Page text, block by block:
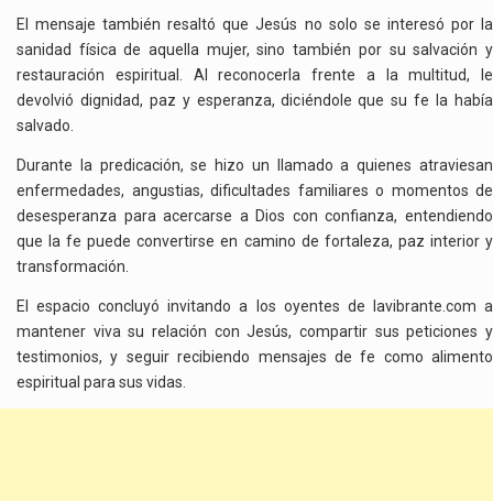
El mensaje también resaltó que Jesús no solo se interesó por la
sanidad física de aquella mujer, sino también por su salvación y
restauración espiritual. Al reconocerla frente a la multitud, le
devolvió dignidad, paz y esperanza, diciéndole que su fe la había
salvado.
Durante la predicación, se hizo un llamado a quienes atraviesan
enfermedades, angustias, dificultades familiares o momentos de
desesperanza para acercarse a Dios con confianza, entendiendo
que la fe puede convertirse en camino de fortaleza, paz interior y
transformación.
El espacio concluyó invitando a los oyentes de lavibrante.com a
mantener viva su relación con Jesús, compartir sus peticiones y
testimonios, y seguir recibiendo mensajes de fe como alimento
espiritual para sus vidas.